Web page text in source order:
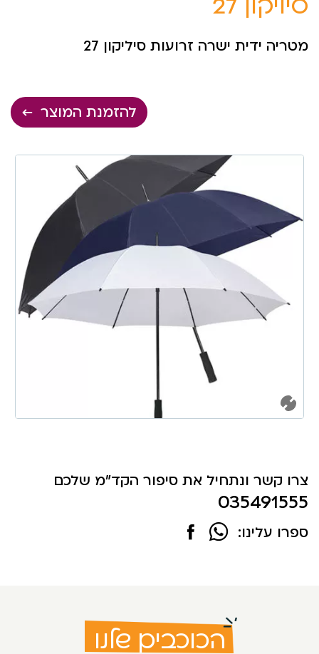
מטריה ידית ישרה זרועות סיליקון 27
להזמנת המוצר
צרו קשר ונתחיל את סיפור הקד"מ שלכם
035491555
ספרו עלינו:
הכוכבים שלנו